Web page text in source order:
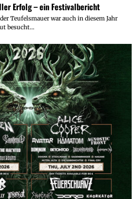
Erfolg – ein Festivalbericht
Teufelsmauer war auch in diesem Jahr
besucht…